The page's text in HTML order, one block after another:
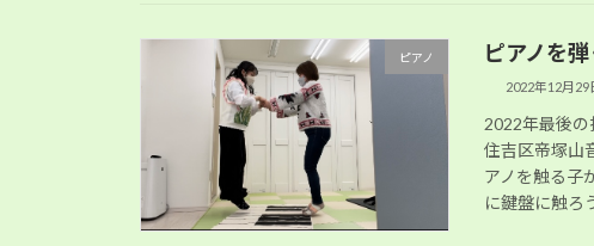
ピアノ ピアノを
2022年12月29
2022年最後
住吉区帝塚山
アノを触る子
に鍵盤に触ろ